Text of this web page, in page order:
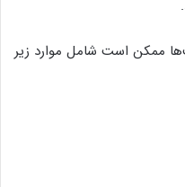
ممکن است شامل موارد زیر